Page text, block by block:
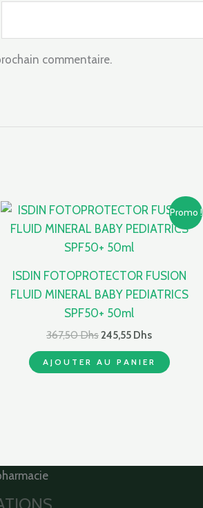
commentaire.
Promo !
ISDIN FOTOPROTECTOR FUSION
FLUID MINERAL BABY PEDIATRICS
SPF50+ 50ml
367,50Dhs
Le
initial
était :
245,55 Dhs
Le
actuel
AJOUTER AU PANIER